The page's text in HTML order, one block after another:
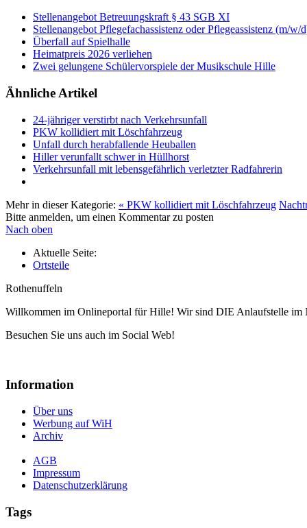
Stellenangebot Betreuungskraft § 43 SGB XI
Stellenangebot Pflegefachassistenz oder Pflegeassistenz (m/w/
Überfall auf Spielhalle
Heimatpreis 2026 verliehen
Zwei gelungene Schülervorspiele der Musikschule Hille
Ähnliche Artikel
24-jähriger verstirbt nach Verkehrsunfall
PKW kollidiert mit Löschfahrzeug
Unfall durch herabfallende Heuballen
Hiller verunfallt schwer in Hüllhorst
Verkehrsunfall mit lebensgefährlich verletzter Radfahrerin
Mehr in dieser Kategorie: « PKW kollidiert mit Löschfahrzeug
Bitte anmelden, um einen Kommentar zu posten
Nach oben
Aktuelle Seite:
Ortsteile
Rothenuffeln
Willkommen im Onlineportal für Hille! Wir sind DIE Anlaufstelle im
Besuchen Sie uns auch im Social Web!
Information
Über uns
Werbung auf WiH
Archiv
AGB
Impressum
Datenschutzerklärung
Tags